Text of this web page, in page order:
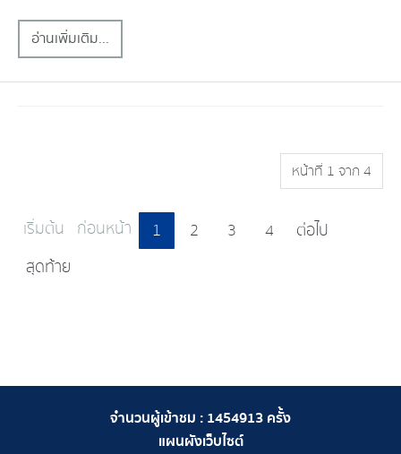
อ่านเพิ่มเติม...
หน้าที่ 1 จาก 4
เริ่มต้น ก่อนหน้า 1 2 3 4
ต่อไป
สุดท้าย
จำนวนผู้เข้าชม : 1454913 ครั้ง
แผนผังเว็บไซต์